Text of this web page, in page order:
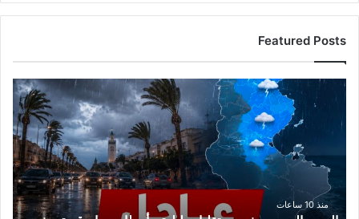
Featured Posts
ا
ر
د
منذ 10 ساعات